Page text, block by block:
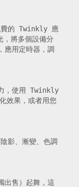
費的 Twinkly 應
將多個設備分
應用定時器，調
，使用 Twinkly
效果，或者用您
影、漸變、色調
售）起舞，這